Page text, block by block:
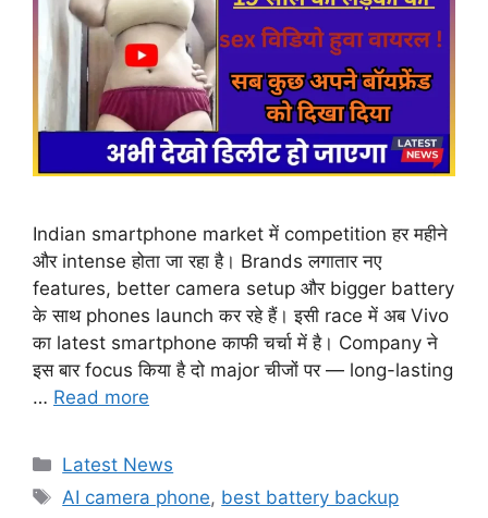
Indian smartphone market में competition हर महीने
और intense होता जा रहा है। Brands लगातार नए
features, better camera setup और bigger battery
के साथ phones launch कर रहे हैं। इसी race में अब Vivo
का latest smartphone काफी चर्चा में है। Company ने
इस बार focus किया है दो major चीजों पर — long-lasting
… Read more
Categories
Latest News
Tags
AI camera phone, best battery backup